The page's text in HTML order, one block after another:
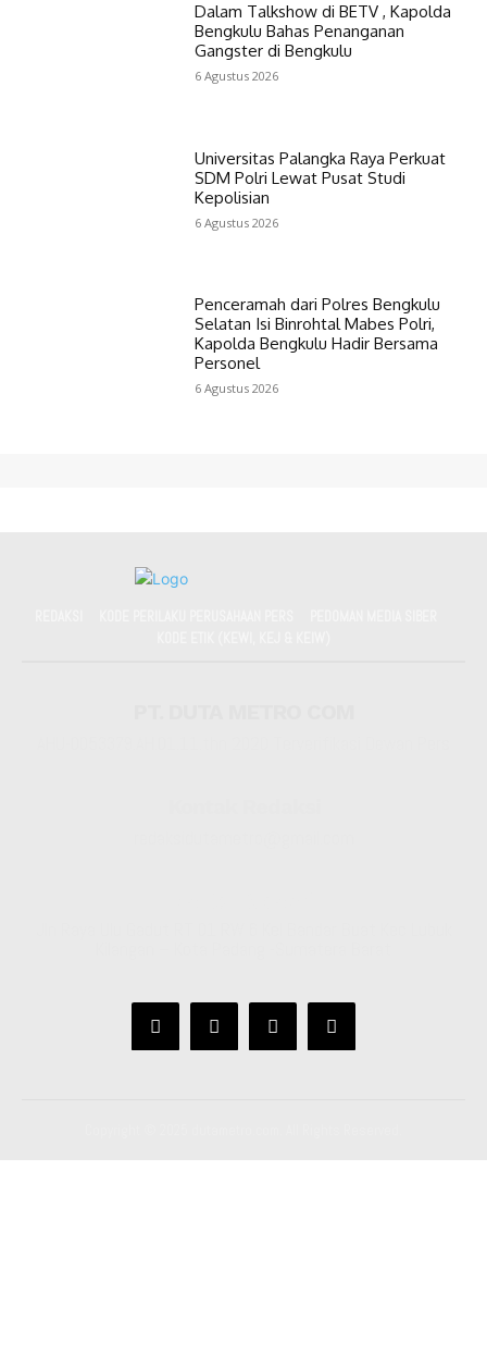
Dalam Talkshow di BETV , Kapolda
Bengkulu Bahas Penanganan
Gangster di Bengkulu
6 Agustus 2026
Universitas Palangka Raya Perkuat
SDM Polri Lewat Pusat Studi
Kepolisian
6 Agustus 2026
Penceramah dari Polres Bengkulu
Selatan Isi Binrohtal Mabes Polri,
Kapolda Bengkulu Hadir Bersama
Personel
6 Agustus 2026